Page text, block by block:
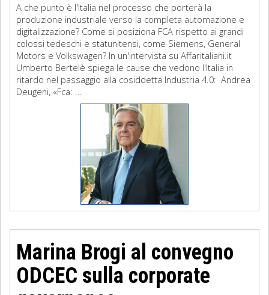
A che punto è l'Italia nel processo che porterà la
produzione industriale verso la completa automazione e
digitalizzazione? Come si posiziona FCA rispetto ai grandi
colossi tedeschi e statunitensi, come Siemens, General
Motors e Volkswagen? In un'intervista su Affaritaliani.it
Umberto Bertelè spiega le cause che vedono l'Italia in
ritardo nel passaggio alla cosiddetta Industria 4.0: Andrea
Deugeni, «Fca: ...
Marina Brogi al convegno
ODCEC sulla corporate